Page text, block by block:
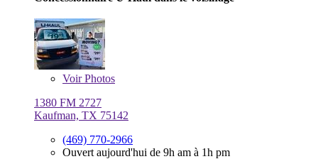
VoirPhotos
1380 FM 2727
Kaufman, TX 75142
(469) 770-2966
Ouvert aujourd'hui de 9h am à 1h pm